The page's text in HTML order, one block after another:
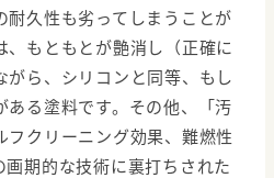
久性も劣ってしまうことが
、もともとが艶消し（正確に
がら、シリコンと同等、もし
ある塗料です。その他、「汚
フクリーニング効果、難燃性
期的な技術に裏打ちされた